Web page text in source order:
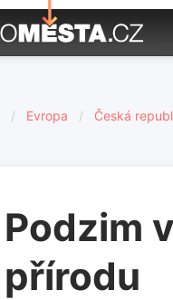
/ Evropa / Česká
Podzim
přírodu